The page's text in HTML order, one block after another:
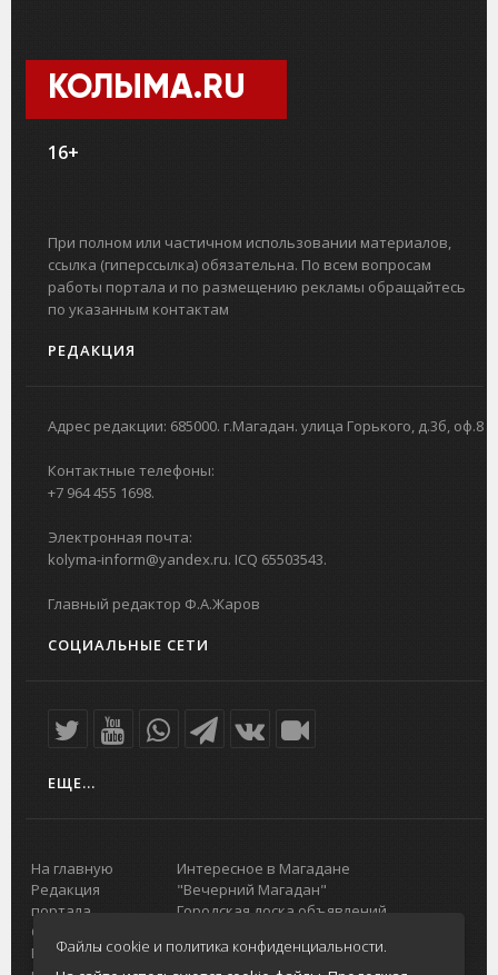
КОЛЫМА.RU
16+
При полном или частичном использовании материалов,
ссылка (гиперссылка) обязательна. По всем вопросам
работы портала и по размещению рекламы обращайтесь
по указанным контактам
РЕДАКЦИЯ
Адрес редакции: 685000. г.Магадан. улица Горького, д.3б, оф.8
Контактные телефоны:
+7 964 455 1698.
Электронная почта:
kolyma-inform@yandex.ru. ICQ 65503543.
Главный редактор Ф.А.Жаров
СОЦИАЛЬНЫЕ СЕТИ
ЕЩЕ...
На главную
Редакция
портала
О проекте
Реклама на
Интересное в Магадане
"Вечерний Магадан"
Городская доска объявлений
Главный туристический портал
Файлы cookie и политика конфиденциальности.